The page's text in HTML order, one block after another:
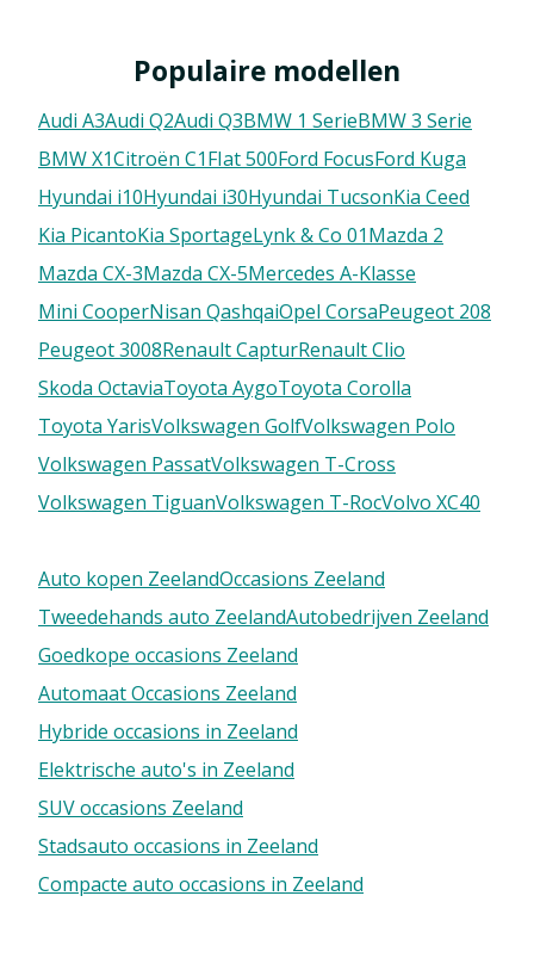
Populaire modellen
Audi A3Audi Q2Audi Q3BMW 1 SerieBMW 3 Serie
BMW X1Citroën C1FIat 500Ford FocusFord Kuga
Hyundai i10Hyundai i30Hyundai TucsonKia Ceed
Kia PicantoKia SportageLynk & Co 01Mazda 2
Mazda CX-3Mazda CX-5Mercedes A-Klasse
Mini CooperNisan QashqaiOpel CorsaPeugeot 208
Peugeot 3008Renault CapturRenault Clio
Skoda OctaviaToyota AygoToyota Corolla
Toyota YarisVolkswagen GolfVolkswagen Polo
Volkswagen PassatVolkswagen T-Cross
Volkswagen TiguanVolkswagen T-RocVolvo XC40
Auto kopen ZeelandOccasions Zeeland
Tweedehands auto ZeelandAutobedrijven Zeeland
Goedkope occasions Zeeland
Automaat Occasions Zeeland
Hybride occasions in Zeeland
Elektrische auto's in Zeeland
SUV occasions Zeeland
Stadsauto occasions in Zeeland
Compacte auto occasions in Zeeland